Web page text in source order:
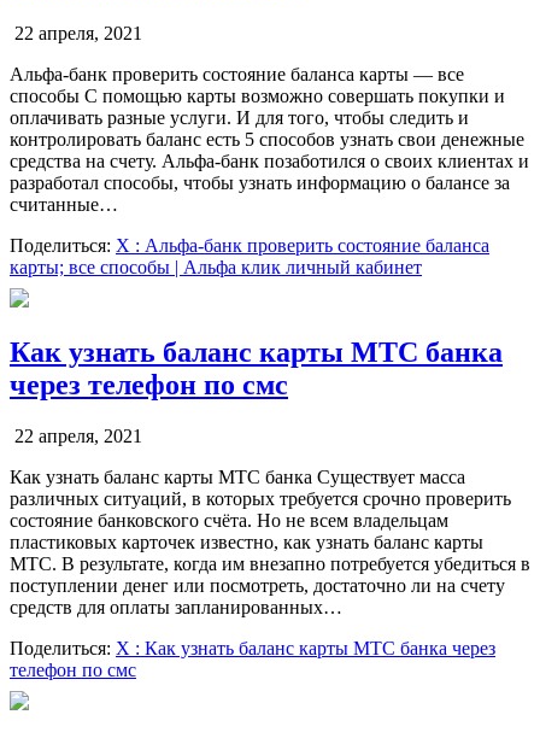
22 апреля, 2021
Альфа-банк проверить состояние баланса карты — все
способы С помощью карты возможно совершать покупки и
оплачивать разные услуги. И для того, чтобы следить и
контролировать баланс есть 5 способов узнать свои денежные
средства на счету. Альфа-банк позаботился о своих клиентах и
разработал способы, чтобы узнать информацию о балансе за
считанные…
Поделиться: X : Альфа-банк проверить состояние баланса
карты; все способы | Альфа клик личный кабинет
Как узнать баланс карты МТС банка
через телефон по смс
22 апреля, 2021
Как узнать баланс карты МТС банка Существует масса
различных ситуаций, в которых требуется срочно проверить
состояние банковского счёта. Но не всем владельцам
пластиковых карточек известно, как узнать баланс карты
МТС. В результате, когда им внезапно потребуется убедиться в
поступлении денег или посмотреть, достаточно ли на счету
средств для оплаты запланированных…
Поделиться: X : Как узнать баланс карты МТС банка через
телефон по смс